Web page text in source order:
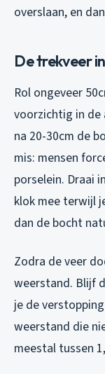
overslaan, en
De trekveer
Rol ongeveer
voorzichtig in de
na 20-30cm de
mis: mensen
porselein. Draai
klok mee terwijl
dan de bocht
Zodra de veer
weerstand. Blijf
je de
weerstand die
meestal tussen